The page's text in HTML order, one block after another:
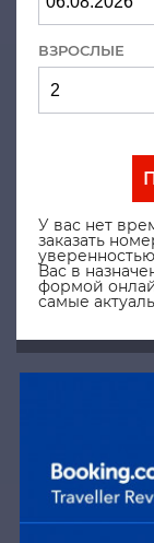
ВЗРОСЛЫЕ
У вас нет
заказать
Вас в
формой
самые